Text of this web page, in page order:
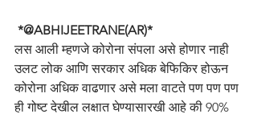
*@ABHIJEETRANE(AR)*
लस आली म्हणजे कोरोना संपला असे होणार नाही
उलट लोक आणि सरकार अधिक बेफिकिर होऊन
कोरोना अधिक वाढणार असे मला वाटते पण पण पण
ही गोष्ट देखील लक्षात घेण्यासारखी आहे की 90%